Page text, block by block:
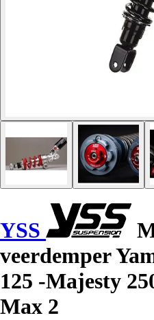
YSS
veerdemper
125 -Majesty
Max 2